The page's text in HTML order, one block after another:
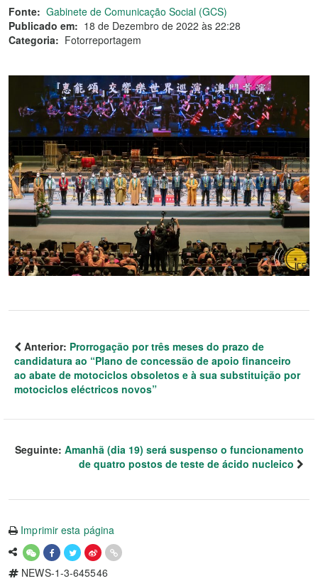
Fonte: Gabinete de Comunicação Social (GCS)
Publicado em: 18 de Dezembro de 2022 às 22:28
Categoria: Fotorreportagem
Anterior: Prorrogação por três meses do prazo de
candidatura ao “Plano de concessão de apoio financeiro
ao abate de motociclos obsoletos e à sua substituição por
motociclos eléctricos novos”
Seguinte: Amanhã (dia 19) será suspenso o funcionamento
de quatro postos de teste de ácido nucleico
Imprimir esta página
NEWS-1-3-645546